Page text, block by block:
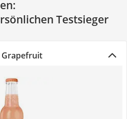
Testsieger
Grapefruit